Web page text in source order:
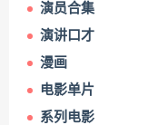
演员合集
演讲口才
漫画
电影单片
系列电影